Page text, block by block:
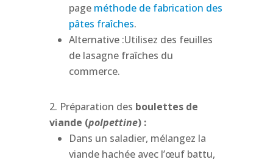
page méthode de fabrication des
pâtes fraîches.
Alternative :Utilisez des feuilles
de lasagne fraîches du
commerce.
Préparation des boulettes de
viande (polpettine) :
Dans un saladier, mélangez la
viande hachée avec l’œuf battu,